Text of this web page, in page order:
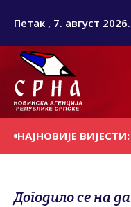
Петак , 7. август 2026.
НАЈНОВИЈЕ ВИЈЕСТИ:
У БЕОГРАДУ ДА
Догодило се на